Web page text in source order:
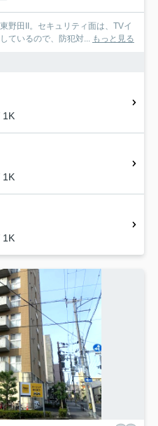
野田II。セキュリティ面は、TVイ
ているので、防犯対... もっと見る
1K
1K
1K